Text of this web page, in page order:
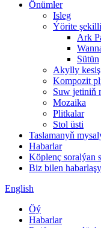
Önümler
Isleg
Ýörite
Ark
Sütün
Akylly kesiş
Kompozit
Suw jetiniň
Mozaika
Plitkalar
Stol üsti
Taslamanyň
Habarlar
Köplenç soralýan
Biz bilen
English
Öý
Habarlar